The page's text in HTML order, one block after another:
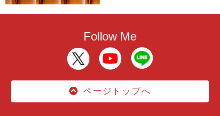
Follow Me
ページトップへ